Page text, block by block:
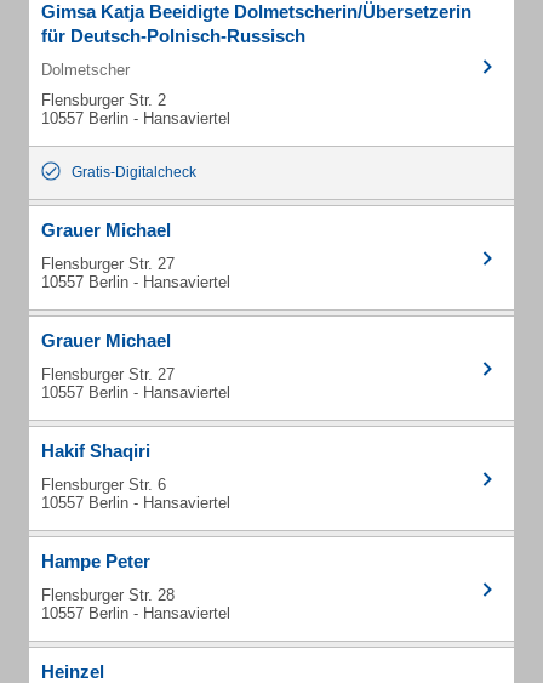
Gimsa Katja Beeidigte Dolmetscherin/Übersetzerin
für Deutsch-Polnisch-Russisch
Dolmetscher
Flensburger Str. 2
10557 Berlin - Hansaviertel
Gratis-Digitalcheck
Grauer Michael
Flensburger Str. 27
10557 Berlin - Hansaviertel
Grauer Michael
Flensburger Str. 27
10557 Berlin - Hansaviertel
Hakif Shaqiri
Flensburger Str. 6
10557 Berlin - Hansaviertel
Hampe Peter
Flensburger Str. 28
10557 Berlin - Hansaviertel
Heinzel